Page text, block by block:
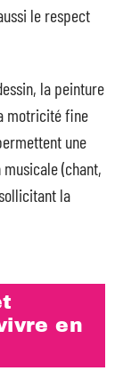
le respect
la peinture
motricité fine
une
musicale (chant,
la
en